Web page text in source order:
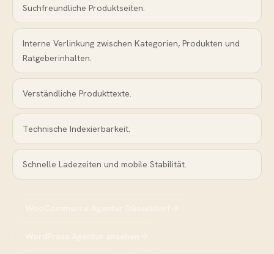
Suchfreundliche Produktseiten.
Interne Verlinkung zwischen Kategorien, Produkten und
Ratgeberinhalten.
Verständliche Produkttexte.
Technische Indexierbarkeit.
Schnelle Ladezeiten und mobile Stabilität.